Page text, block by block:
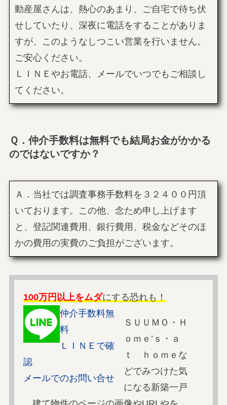
動産屋さんは、熱心のあまり、ご自宅で待ち伏
せしていたり、深夜に電話をすることがありま
すが、このようなしつこい営業を行いません。
ご安心ください。
ＬＩＮＥやお電話、メールでいつでもご相談し
てください。
Ｑ．仲介手数料は無料でも結局お金がかかる
のではないですか？
Ａ．当社では調査事務手数料を３２４００円頂
いております。この他、念ため申し上げます
と、登記関連費用、銀行費用、税金などそのほ
かの費用の実費のご負担がございます。
100万円以上をムダにする恐れも！
仲介手数料無
料
ＬＩＮＥで確
認
メールでのお問い合せ
ＳＵＵＭＯ・Ｈ
ｏｍｅ’ｓ・ａ
ｔ ｈｏｍｅな
どでみつけた気
になる新築一戸